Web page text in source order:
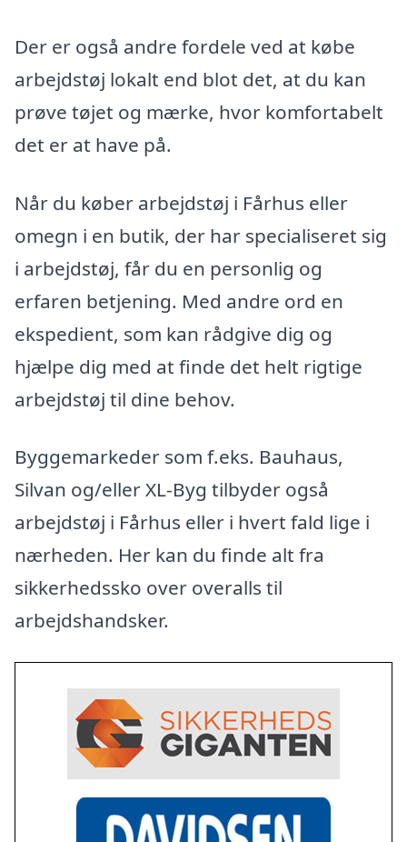
Der er også andre fordele ved at købe
arbejdstøj lokalt end blot det, at du kan
prøve tøjet og mærke, hvor komfortabelt
det er at have på.
Når du køber arbejdstøj i Fårhus eller
omegn i en butik, der har specialiseret sig
i arbejdstøj, får du en personlig og
erfaren betjening. Med andre ord en
ekspedient, som kan rådgive dig og
hjælpe dig med at finde det helt rigtige
arbejdstøj til dine behov.
Byggemarkeder som f.eks. Bauhaus,
Silvan og/eller XL-Byg tilbyder også
arbejdstøj i Fårhus eller i hvert fald lige i
nærheden. Her kan du finde alt fra
sikkerhedssko over overalls til
arbejdshandsker.